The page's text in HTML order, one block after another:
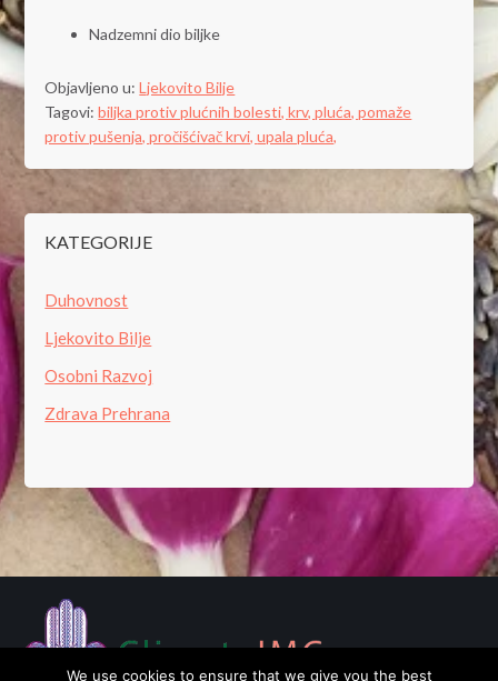
Nadzemni dio biljke
Objavljeno u:Ljekovito Bilje
Tagovi:biljka protiv plućnih bolesti,krv,pluća,pomaže
protiv pušenja,pročišćivač krvi,upala pluća,
KATEGORIJE
Duhovnost
Ljekovito Bilje
Osobni Razvoj
Zdrava Prehrana
We use cookies to ensure that we give you the best